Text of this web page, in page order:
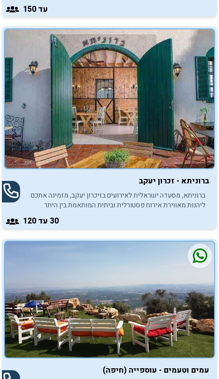
עד 150
ברוניתא - זכרון יעקב
ברוניתא, מסעדה ישראלית לאירועים בזיכרון יעקב, מזמינה אתכם
ליהנות מאווירת אירוח פסטורלית וביתית המותאמת בין היתר
30 עד 120
עמים וטעמים - עוספייה (חיפה)